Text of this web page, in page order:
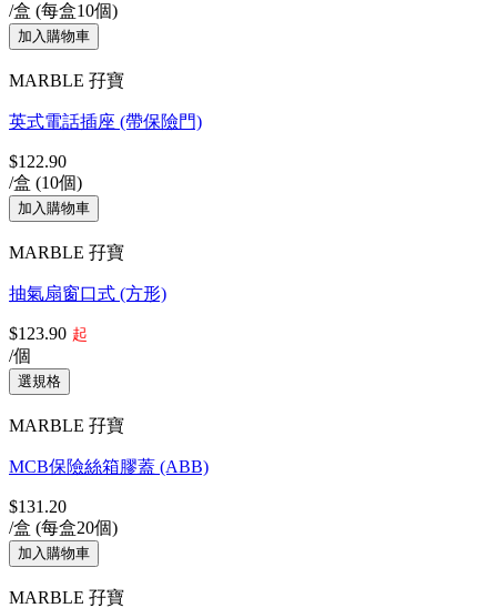
/盒 (每盒10個)
MARBLE 孖寶
英式電話插座 (帶保險門)
$122.90
/盒 (10個)
MARBLE 孖寶
抽氣扇窗口式 (方形)
$123.90 起
/個
MARBLE 孖寶
MCB保險絲箱膠蓋 (ABB)
$131.20
/盒 (每盒20個)
MARBLE 孖寶